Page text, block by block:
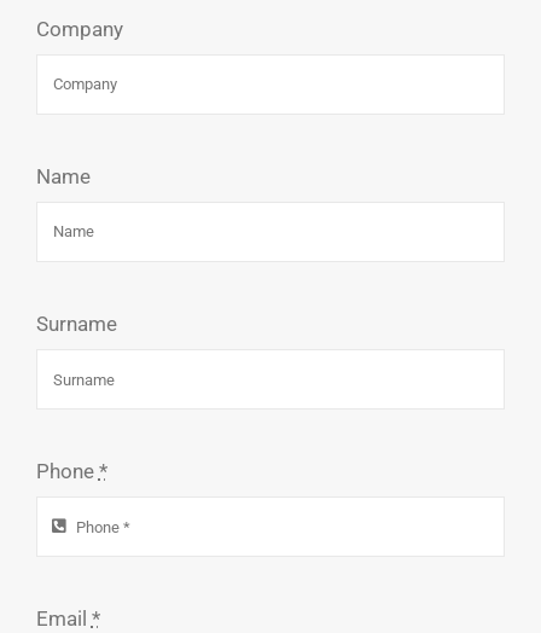
Contact
Company
Name
Surname
Phone *
Email *